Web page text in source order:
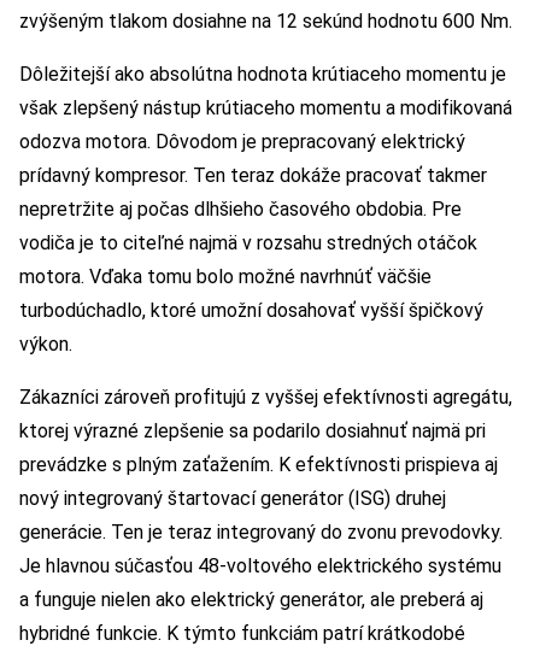
zvýšeným tlakom dosiahne na 12 sekúnd hodnotu 600 Nm.
Dôležitejší ako absolútna hodnota krútiaceho momentu je
však zlepšený nástup krútiaceho momentu a modifikovaná
odozva motora. Dôvodom je prepracovaný elektrický
prídavný kompresor. Ten teraz dokáže pracovať takmer
nepretržite aj počas dlhšieho časového obdobia. Pre
vodiča je to citeľné najmä v rozsahu stredných otáčok
motora. Vďaka tomu bolo možné navrhnúť väčšie
turbodúchadlo, ktoré umožní dosahovať vyšší špičkový
výkon.
Zákazníci zároveň profitujú z vyššej efektívnosti agregátu,
ktorej výrazné zlepšenie sa podarilo dosiahnuť najmä pri
prevádzke s plným zaťažením. K efektívnosti prispieva aj
nový integrovaný štartovací generátor (ISG) druhej
generácie. Ten je teraz integrovaný do zvonu prevodovky.
Je hlavnou súčasťou 48-voltového elektrického systému
a funguje nielen ako elektrický generátor, ale preberá aj
hybridné funkcie. K týmto funkciám patrí krátkodobé